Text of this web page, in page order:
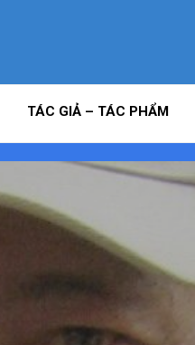
TÁC GIẢ – TÁC PHẨM